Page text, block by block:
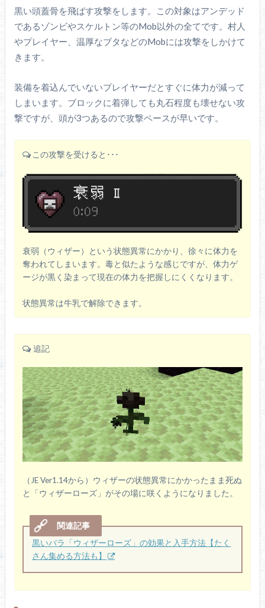
黒い頭蓋骨を飛ばす攻撃をします。この対象はアンデッド
であるゾンビやスケルトン等のMob以外の全てです。村人
やプレイヤー、温厚なブタなどのMobには攻撃をしかけて
きます。
装備を着込んでいないプレイヤーだとすぐに体力が減って
しまいます。ブロックに着弾しても丸石程度も壊せない攻
撃ですが、頭が3つあるので攻撃ペースが早いです。
この攻撃を受けると･･･
衰弱（ウィザー）という状態異常にかかり、徐々に体力を
奪われてしまいます。毒と似たような感じですが、体力ゲ
ージが黒く染まって現在の体力を把握しにくくなります。
状態異常は牛乳で解除できます。
追記
（JE Ver1.14から）ウィザーの状態異常にかかったまま死ぬ
と「ウィザーローズ」がその場に咲くようになりました。
黒いバラ「ウィザーローズ」の効果と入手方法【たく
さん集める方法も】